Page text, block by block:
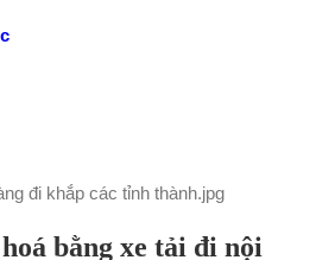
bằng xe tải đi nội